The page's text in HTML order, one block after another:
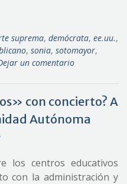
suprema, demócrata, ee.uu.,
, sonia, sotomayor,
un comentario
con concierto? A
Autónoma
los centros educativos
con la administración y